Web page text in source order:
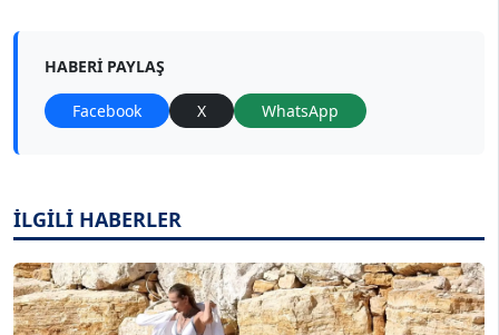
HABERI PAYLAŞ
Facebook X WhatsApp
İLGİLİ HABERLER